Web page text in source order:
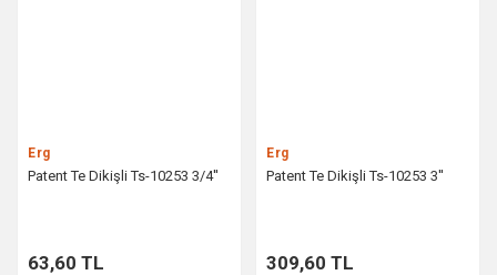
Erg
Patent Te Dikişli Ts-10253 3/4''
63,60 TL
Erg
Patent Te Dikişli Ts-10253 3''
309,60 TL